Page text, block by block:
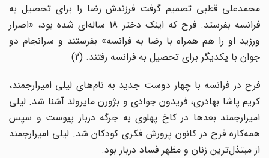
محمد‌علی قطبی تصمیم گرفت فرزندش رضا را برای تحصیل به
فرانسه بفرستد. فرح که اینک دختر 18 ساله‌ای شده بود، «اصرار
ورزید او را هم همراه با رضا به فرانسه» بفرستند و سرانجام دو
جوان با یکدیگر برای تحصیل به فرانسه رفتند. (2)
فرح در فرانسه با چهار دوست جدید به نام‌های لیلی امیرارجمند،
کریم پاشا بهادری، فریدون جوادی و بژورن مایرولد آشنا شد. لیلی
امیرارجمند بعدها در کاخ پهلوی به جرگه دربار پیوست و سپس
همه‌کاره فرح در کانون پرورش فکری کودکان شد. لیلی امیرارجمند
از مبتذل‌ترین زنان و مظهر فساد دربار بود.